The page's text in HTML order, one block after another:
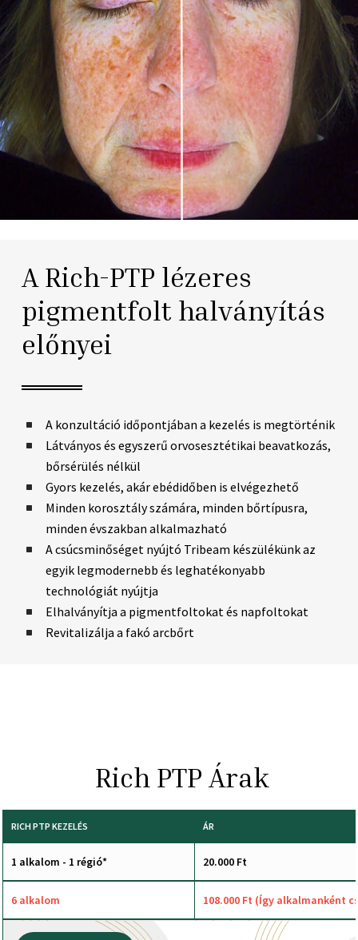
A Rich-PTP lézeres
pigmentfolt halványítás
előnyei
A konzultáció időpontjában a kezelés is megtörténik
Látványos és egyszerű orvosesztétikai beavatkozás,
bőrsérülés nélkül
Gyors kezelés, akár ebédidőben is elvégezhető
Minden korosztály számára, minden bőrtípusra,
minden évszakban alkalmazható
A csúcsminőséget nyújtó Tribeam készülékünk az
egyik legmodernebb és leghatékonyabb
technológiát nyújtja
Elhalványítja a pigmentfoltokat és napfoltokat
Revitalizálja a fakó arcbőrt
Rich PTP Árak
RICH PTP KEZELÉS ÁR
1 alkalom - 1 régió* 20.000 Ft
6 alkalom 108.000 Ft (Így alkalmanként